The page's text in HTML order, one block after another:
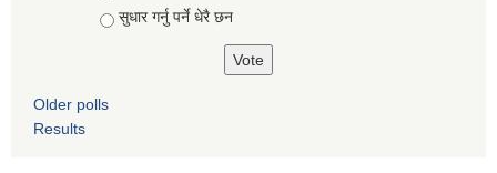
सुधार गर्नु पर्ने धेरै छन
Older polls
Results